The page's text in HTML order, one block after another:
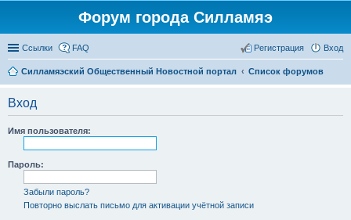
Форум города Силламяэ
Ссылки FAQ Вход
Регистрация
Силламяэский Общественный Новостной портал Список форумов
Вход
Имя пользователя:
Пароль:
Забыли пароль?
Повторно выслать письмо для активации учётной записи